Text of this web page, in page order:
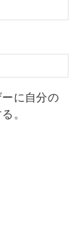
に自分の
。